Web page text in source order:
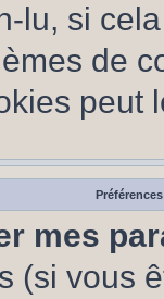
lu, si
de
peut
mes
(si vous